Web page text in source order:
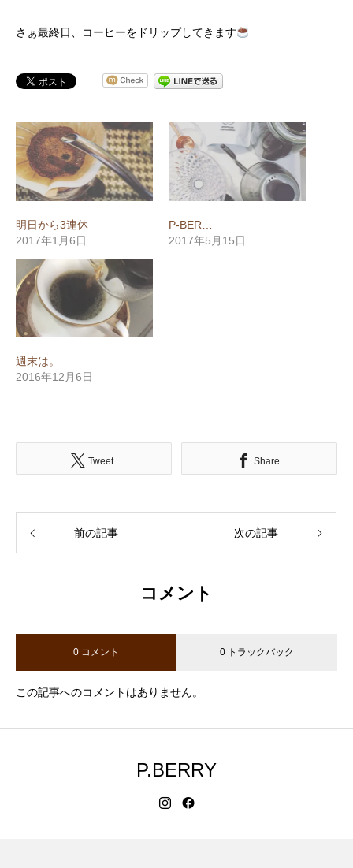
さぁ最終日、コーヒーをドリップしてきます
明日から3連休
2017年1月6日
P-BER…
2017年5月15日
週末は。
2016年12月6日
Tweet Share
前の記事 次の記事
コメント
0 コメント 0 トラックバック
この記事へのコメントはありません。
P.BERRY